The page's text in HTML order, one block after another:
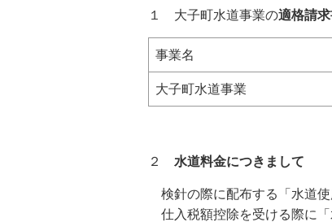
１ 大子町水道事業の適格請
事業名
大子町水道事業
２ 水道料金につきまして
検針の際に配布する「水道使
仕入税額控除を受ける際に「